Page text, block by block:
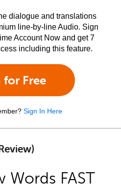
dialogue and translations
line-by-line Audio. Sign
Account Now and get 7
including this feature.
Free
Sign In Here
Words FAST